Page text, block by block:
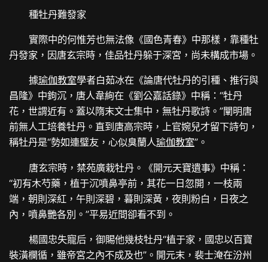
種牡丹難發家
實際中的何惟芳也無法像《國色青春》中那樣，靠種牡
丹發家，因唐玄宗時，佳品牡丹躲于深宮，尚未構成市場。
據瑜伽教室學者白茹冰在《論唐代牡丹的引種、推行與
昌隆》中鉤沉，唐人韋絢在《劉公嘉話錄》中稱：“牡丹
花，世謂近有。蓋以隋末文士集中，無牡丹歌詩。”闡明唐
前無人工培養牡丹。直到唐高宗時，上官婉兒才留下詩句，
稱牡丹是“勢如連璧友，心似臭蘭人瑜伽教室”。
唐玄宗時，禁苑廣栽牡丹。《開元天寶遺事》中稱：
“初有木芍藥，植于沉噴鼻亭前，其花一日忽開，一枝兩
端，朝則深紅，午則深碧，暮則深黃，夜則粉白，日夜之
內，噴鼻艷各別。”平易近間卻看不到。
楊國忠失寵后，御賜他幾枝牡丹“植于家，國忠以百寶
裝潢欄循，雖帝宮之內不成及也”。開元末，裴士淹在汾州